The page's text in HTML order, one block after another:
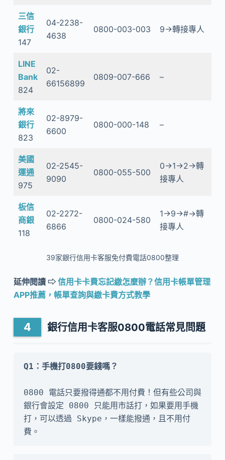
三信
銀行
147
04-2238-
4638
0800-003-003 9→轉接專人
LINE
Bank
824
02-
66156899
0809-007-666 –
將來
銀行
823
02-8979-
6600
0800-000-148 –
美國
運通
975
02-2545-
9090
0800-055-500
0→1→2→轉
接專人
板信
商銀
118
02-2272-
6866
0800-024-580
1→9→#→轉
接專人
39家銀行信用卡客服免付費電話0800整理
延伸閱讀 ⇨ 信用卡卡費忘記繳怎麼辦？信用卡帳單管理
APP推薦，帳單查詢與繳卡費方式教學
銀行信用卡客服0800電話常見問題
0800 電話只要撥得通都不用付費！但有些公司與
銀行會設定 0800 只能用市話打，如果要用手機
打，可以透過 Skype，一樣能撥通，且不用付
費。